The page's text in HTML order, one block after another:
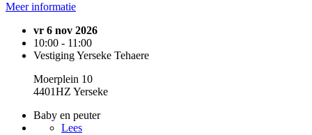
Meer informatie
vr 6 nov 2026
10:00 - 11:00
Vestiging Yerseke Tehaere
Moerplein 10
4401HZ Yerseke
Baby en peuter
Lees